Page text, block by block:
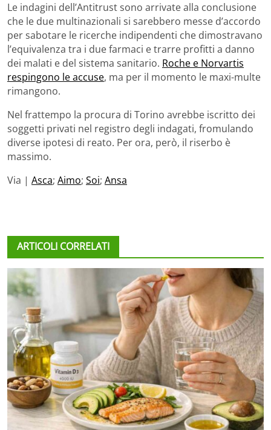
Le indagini dell’Antitrust sono arrivate alla conclusione
che le due multinazionali si sarebbero messe d’accordo
per sabotare le ricerche indipendenti che dimostravano
l’equivalenza tra i due farmaci e trarre profitti a danno
dei malati e del sistema sanitario. Roche e Norvartis
respingono le accuse, ma per il momento le maxi-multe
rimangono.
Nel frattempo la procura di Torino avrebbe iscritto dei
soggetti privati nel registro degli indagati, fromulando
diverse ipotesi di reato. Per ora, però, il riserbo è
massimo.
Via | Asca; Aimo; Soi; Ansa
ARTICOLI CORRELATI